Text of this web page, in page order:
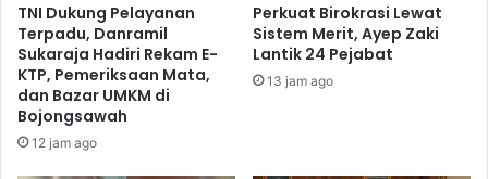
TNI Dukung Pelayanan
Terpadu, Danramil
Sukaraja Hadiri Rekam E-
KTP, Pemeriksaan Mata,
dan Bazar UMKM di
Bojongsawah
12 jam ago
Perkuat Birokrasi Lewat
Sistem Merit, Ayep Zaki
Lantik 24 Pejabat
13 jam ago